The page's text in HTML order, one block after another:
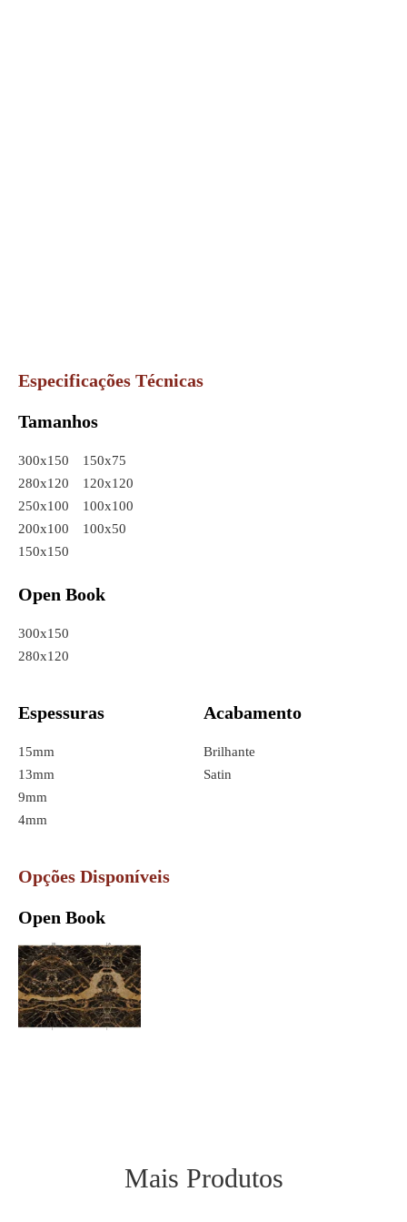
Especificações Técnicas
Tamanhos
300x150
280x120
250x100
200x100
150x150
150x75
120x120
100x100
100x50
Open Book
300x150
280x120
Espessuras
15mm
13mm
9mm
4mm
Acabamento
Brilhante
Satin
Opções Disponíveis
Open Book
Mais Produtos